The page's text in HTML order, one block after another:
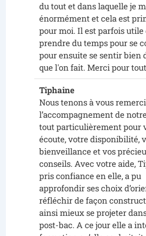
du tout et dans laquelle je
énormément et cela est
pour moi. Il est parfois utile
prendre du temps pour se
pour ensuite se sentir bien
que l'on fait. Merci pour tout
Tiphaine
Nous tenons à vous
l’accompagnement de
tout particulièrement pour
écoute, votre disponibilité,
bienveillance et vos
conseils. Avec votre aide,
pris confiance en elle, a pu
approfondir ses choix
réfléchir de façon
ainsi mieux se projeter
post-bac. A ce jour elle a